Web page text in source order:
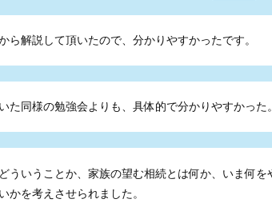
ら解説して頂いたので、分かりやすかったです。
た同様の勉強会よりも、具体的で分かりやすかった
ういうことか、家族の望む相続とは何か、いま何を
かを考えさせられました。